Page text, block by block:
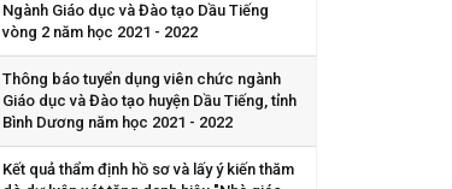
Ngành Giáo dục và Đào tạo Dầu Tiếng
vòng 2 năm học 2021 - 2022
Thông báo tuyển dụng viên chức ngành
Giáo dục và Đào tạo huyện Dầu Tiếng, tỉnh
Bình Dương năm học 2021 - 2022
Kết quả thẩm định hồ sơ và lấy ý kiến thăm